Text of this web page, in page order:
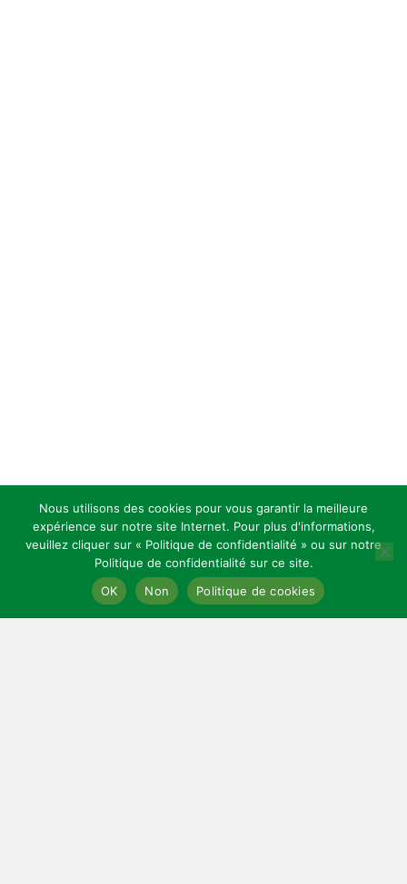
Copyright 2026 — Celles Institut - Santé, prévention et bien-être.
All rights reserved. Bloglo WordPress Theme
Nous utilisons des cookies pour vous garantir la meilleure
expérience sur notre site Internet. Pour plus d'informations,
veuillez cliquer sur « Politique de confidentialité » ou sur notre
Politique de confidentialité sur ce site.
OK
Non Politique de cookies